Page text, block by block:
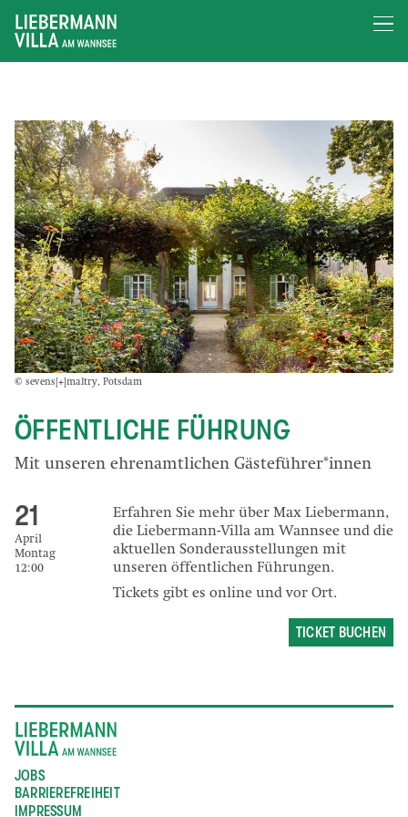
© sevens[+]maltry, Potsdam
ÖFFENTLICHE FÜHRUNG
Mit unseren ehrenamtlichen Gästeführer*innen
Erfahren Sie mehr über Max Liebermann,
die Liebermann-Villa am Wannsee und die
aktuellen Sonderausstellungen mit
unseren öffentlichen Führungen.
Tickets gibt es online und vor Ort.
21
April
Montag
12:00
TICKET BUCHEN
JOBS
BARRIEREFREIHEIT
IMPRESSUM